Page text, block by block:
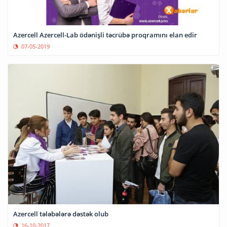
Azercell Azercell-Lab ödənişli təcrübə proqramını elan edir
07-05-2019
Azercell tələbələrə dəstək olub
16-10-2017